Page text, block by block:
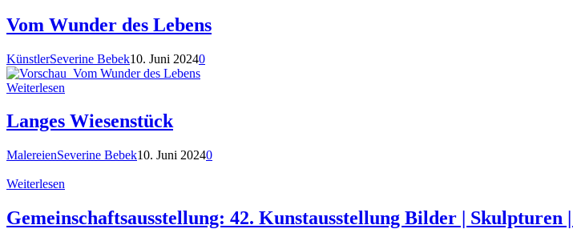
Vom Wunder des Lebens
KünstlerSeverine Bebek10. Juni 20240
Weiterlesen
Langes Wiesenstück
MalereienSeverine Bebek10. Juni 20240
Weiterlesen
Gemeinschaftsausstellung: 42. Kunstausstellung Bilder |